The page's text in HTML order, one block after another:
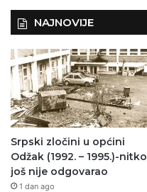
NAJNOVIJE
Srpski zločini u općini
Odžak (1992. – 1995.)-nitko
još nije odgovarao
1 dan ago